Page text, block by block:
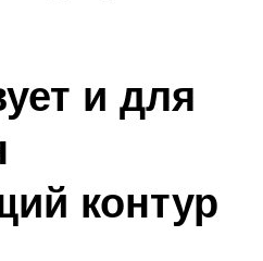
и для
контур